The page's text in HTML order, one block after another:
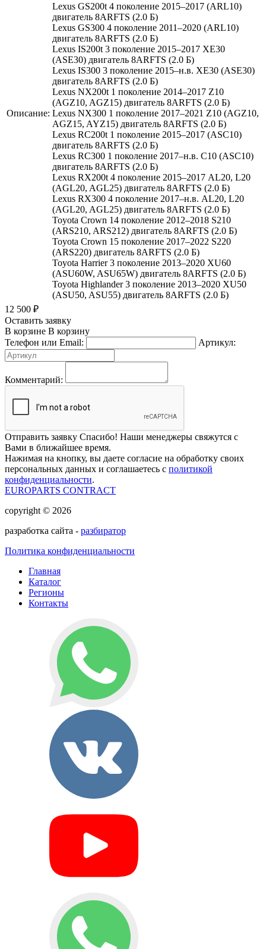
Описание:
Lexus GS200t 4 поколение 2015–2017 (ARL10)
двигатель 8ARFTS (2.0 Б)
Lexus GS300 4 поколение 2011–2020 (ARL10)
двигатель 8ARFTS (2.0 Б)
Lexus IS200t 3 поколение 2015–2017 XE30
(ASE30) двигатель 8ARFTS (2.0 Б)
Lexus IS300 3 поколение 2015–н.в. XE30 (ASE30)
двигатель 8ARFTS (2.0 Б)
Lexus NX200t 1 поколение 2014–2017 Z10
(AGZ10, AGZ15) двигатель 8ARFTS (2.0 Б)
Lexus NX300 1 поколение 2017–2021 Z10 (AGZ10,
AGZ15, AYZ15) двигатель 8ARFTS (2.0 Б)
Lexus RC200t 1 поколение 2015–2017 (ASC10)
двигатель 8ARFTS (2.0 Б)
Lexus RC300 1 поколение 2017–н.в. C10 (ASC10)
двигатель 8ARFTS (2.0 Б)
Lexus RX200t 4 поколение 2015–2017 AL20, L20
(AGL20, AGL25) двигатель 8ARFTS (2.0 Б)
Lexus RX300 4 поколение 2017–н.в. AL20, L20
(AGL20, AGL25) двигатель 8ARFTS (2.0 Б)
Toyota Crown 14 поколение 2012–2018 S210
(ARS210, ARS212) двигатель 8ARFTS (2.0 Б)
Toyota Crown 15 поколение 2017–2022 S220
(ARS220) двигатель 8ARFTS (2.0 Б)
Toyota Harrier 3 поколение 2013–2020 XU60
(ASU60W, ASU65W) двигатель 8ARFTS (2.0 Б)
Toyota Highlander 3 поколение 2013–2020 XU50
(ASU50, ASU55) двигатель 8ARFTS (2.0 Б)
12 500 ₽
Оставить заявку
В корзине В корзину
Телефон или Email:
Артикул:
Комментарий:
Отправить заявку Спасибо! Наши менеджеры свяжутся с
Вами в ближайшее время.
Нажимая на кнопку, вы даете согласие на обработку своих
персональных данных и соглашаетесь с политикой
конфиденциальности.
EUROPARTS CONTRACT
copyright © 2026
разработка сайта - разбиратор
Политика конфиденциальности
Главная
Каталог
Регионы
Контакты